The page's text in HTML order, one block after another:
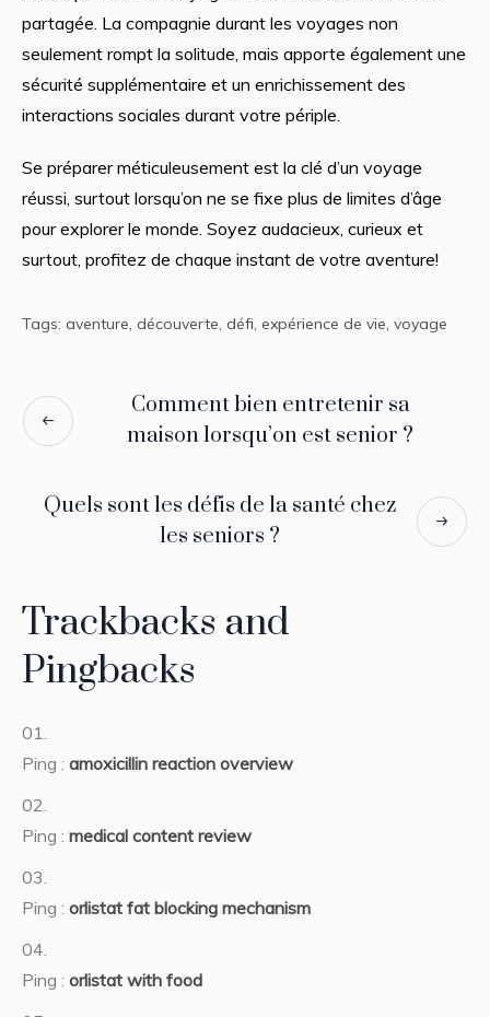
partagée. La compagnie durant les voyages non
seulement rompt la solitude, mais apporte également une
sécurité supplémentaire et un enrichissement des
interactions sociales durant votre périple.
Se préparer méticuleusement est la clé d’un voyage
réussi, surtout lorsqu’on ne se fixe plus de limites d’âge
pour explorer le monde. Soyez audacieux, curieux et
surtout, profitez de chaque instant de votre aventure!
Tags: aventure, découverte, défi, expérience de vie, voyage
Comment bien entretenir sa
maison lorsqu’on est senior ?
Quels sont les défis de la santé chez
les seniors ?
Trackbacks and
Pingbacks
Ping : amoxicillin reaction overview
Ping : medical content review
Ping : orlistat fat blocking mechanism
Ping : orlistat with food